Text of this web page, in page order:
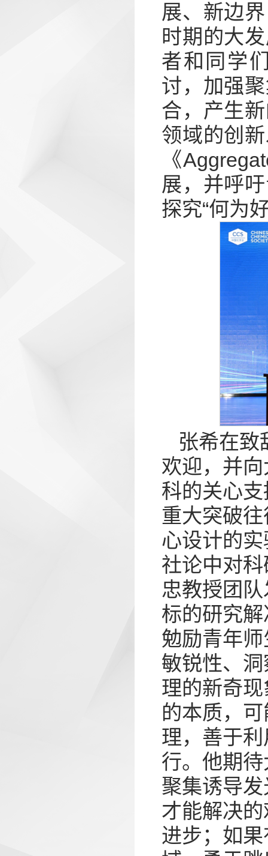
展、新边
时期的大
者和同学
讨，加强
合，产生
领域的创
《
展，并呼
探究“何为
张希在致
欢迎，并
科的关心
重大突破
心设计的
社论中对
忠教授团
标的研究
勉励青年
敏锐性、
理的新奇
的本质，
理，善于
行。他期
聚集诱导
才能解决
进步；如